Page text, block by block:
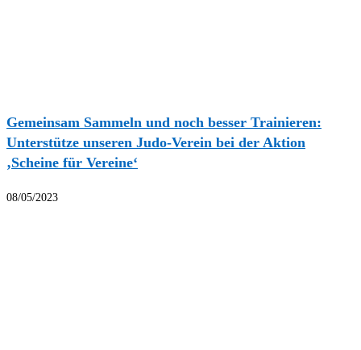
Gemeinsam Sammeln und noch besser Trainieren:
Unterstütze unseren Judo-Verein bei der Aktion
‚Scheine für Vereine‘
08/05/2023